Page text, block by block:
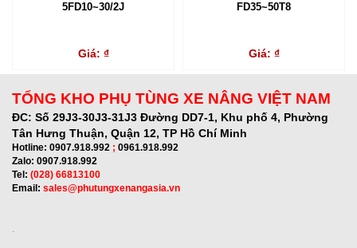
5FD10~30/2J
Giá: ₫
FD35~50T8
Giá: ₫
TỔNG KHO PHỤ TÙNG XE NÂNG VIỆT NAM
ĐC: Số 29J3-30J3-31J3 Đường DD7-1, Khu phố 4, Phường
Tân Hưng Thuận, Quận 12, TP Hồ Chí Minh
Hotline: 0907.918.992 ; 0961.918.992
Zalo: 0907.918.992
Tel: (028) 66813100
Email: sales@phutungxenangasia.vn
.